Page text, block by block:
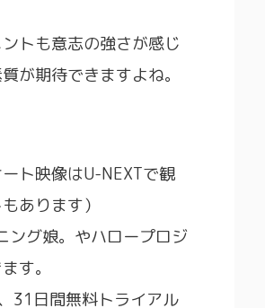
トも意志の強さが感じ
が期待できますよね。
ト映像はU-NEXTで観
あります）
ング娘。やハロープロジ
す。
31日間無料トライアル